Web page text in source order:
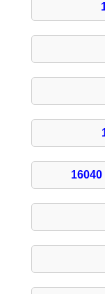
16040